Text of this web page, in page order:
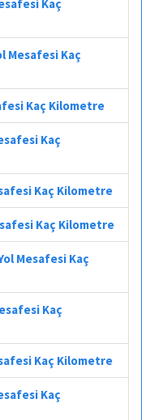
Kaç
Mesafesi Kaç
Kaç Kilometre
Kaç
Kaç Kilometre
Kaç Kilometre
Mesafesi Kaç
Kaç
Kaç Kilometre
Kaç